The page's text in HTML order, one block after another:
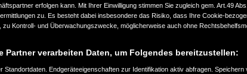
erfolgen kann. Mit Ihrer Einwilligung stimmen Sie zugleich gem. Art.49
zu. Es besteht dabei insbesondere das Risiko, dass Ihre Cookie-
zu Kontroll- und Überwachungszwecke, möglicherweise auch ohne
Partner verarbeiten Daten, um Folgendes bereitzustellen:
Standortdaten. Endgeräteeigenschaften zur Identifikation aktiv abfragen. Speichern